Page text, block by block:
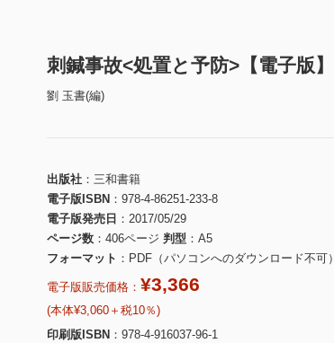
刺鍼事故<処置と予防>【電子版】
劉 玉書(編)
出版社
三和書籍
電子版ISBN
978-4-86251-233-8
電子版発売日
2017/05/29
ページ数
406ページ 判型
A5
フォーマット
PDF（パソコンへのダウンロード不可）
電子版販売価格： ¥3,366
(本体¥3,060＋税10％)
印刷版ISBN
978-4-916037-96-1